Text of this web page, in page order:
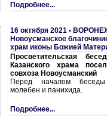
Подробнее...
16 октября 2021 •
Новоусманское
храм иконы Божией
Просветительская
Казанского храма
совхоза Новоусманский
Перед началом
молебен и панихида.
Подробнее...